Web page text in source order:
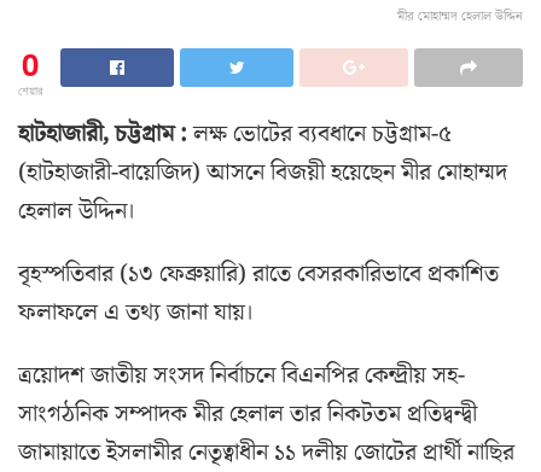
মীর মোহাম্মদ হেলাল উদ্দিন
0
শেয়ার
হাটহাজারী, চট্টগ্রাম :লক্ষ ভোটের ব্যবধানে চট্টগ্রাম-৫
(হাটহাজারী-বায়েজিদ) আসনে বিজয়ী হয়েছেন মীর মোহাম্মদ
হেলাল উদ্দিন।
বৃহস্পতিবার (১৩ ফেব্রুয়ারি) রাতে বেসরকারিভাবে প্রকাশিত
ফলাফলে এ তথ্য জানা যায়।
ত্রয়োদশ জাতীয় সংসদ নির্বাচনে বিএনপির কেন্দ্রীয় সহ-
সাংগঠনিক সম্পাদক মীর হেলাল তার নিকটতম প্রতিদ্বন্দ্বী
জামায়াতে ইসলামীর নেতৃত্বাধীন ১১ দলীয় জোটের প্রার্থী নাছির